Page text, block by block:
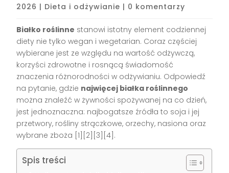
2026 | Dieta i odżywianie | 0 komentarzy
Białko roślinne stanowi istotny element codziennej
diety nie tylko wegan i wegetarian. Coraz częściej
wybierane jest ze względu na wartość odżywczą,
korzyści zdrowotne i rosnącą świadomość
znaczenia różnorodności w odżywianiu. Odpowiedź
na pytanie, gdzie najwięcej białka roślinnego
można znaleźć w żywności spożywanej na co dzień,
jest jednoznaczna: najbogatsze źródła to soja i jej
przetwory, rośliny strączkowe, orzechy, nasiona oraz
wybrane zboża [1][2][3][4] .
Spis treści